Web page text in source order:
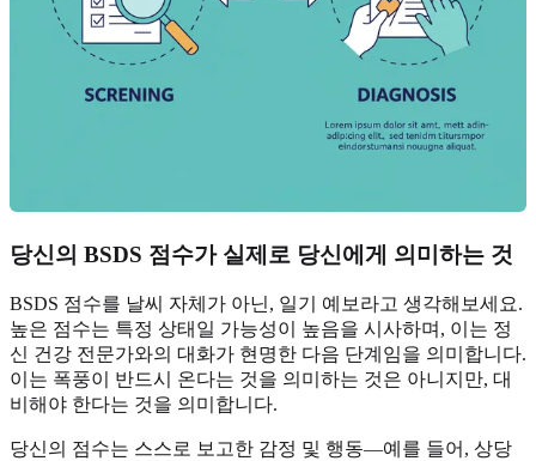
당신의 BSDS 점수가 실제로 당신에게 의미하는 것
BSDS 점수를 날씨 자체가 아닌, 일기 예보라고 생각해보세요.
높은 점수는 특정 상태일 가능성이 높음을 시사하며, 이는 정
신 건강 전문가와의 대화가 현명한 다음 단계임을 의미합니다.
이는 폭풍이 반드시 온다는 것을 의미하는 것은 아니지만, 대
비해야 한다는 것을 의미합니다.
당신의 점수는 스스로 보고한 감정 및 행동—예를 들어, 상당